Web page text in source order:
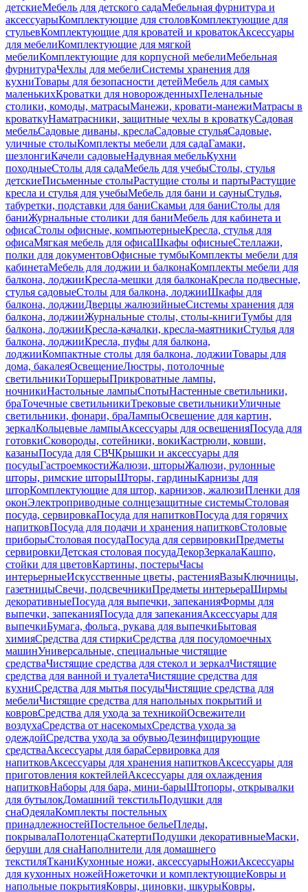
детскиеМебель для детского садаМебельная фурнитура и
аксессуарыКомплектующие для столовКомплектующие для
стульевКомплектующие для кроватей и кроватокАксессуары
для мебелиКомплектующие для мягкой
мебелиКомплектующие для корпусной мебелиМебельная
фурнитураЧехлы для мебелиСистемы хранения для
кухниТовары для безопасности детейМебель для самых
маленькихКроватки для новорожденныхПеленальные
столики, комоды, матрасыМанежи, кровати-манежиМатрасы в
кроваткуНаматрасники, защитные чехлы в кроваткуСадовая
мебельСадовые диваны, креслаСадовые стульяСадовые,
уличные столыКомплекты мебели для садаГамаки,
шезлонгиКачели садовыеНадувная мебельКухни
походныеСтолы для садаМебель для учебыСтолы, стулья
детскиеПисьменные столыРастущие столы и партыРастущие
кресла и стулья для учебыМебель для бани и сауныСтулья,
табуретки, подставки для баниСкамьи для баниСтолы для
баниЖурнальные столики для баниМебель для кабинета и
офисаСтолы офисные, компьютерныеКресла, стулья для
офисаМягкая мебель для офисаШкафы офисныеСтеллажи,
полки для документовОфисные тумбыКомплекты мебели для
кабинетаМебель для лоджии и балконаКомплекты мебели для
балкона, лоджииКресла-мешки для балконаКресла подвесные,
стулья садовыеСтолы для балкона, лоджииШкафы для
балкона, лоджииДверцы жалюзийныеСистемы хранения для
балкона, лоджииЖурнальные столы, столы-книгиТумбы для
балкона, лоджииКресла-качалки, кресла-маятникиСтулья для
балкона, лоджииКресла, пуфы для балкона,
лоджииКомпактные столы для балкона, лоджииТовары для
дома, бакалеяОсвещениеЛюстры, потолочные
светильникиТоршерыПрикроватные лампы,
ночникиНастольные лампыСпотыНастенные светильники,
браТочечные светильникиТрековые светильникиУличные
светильники, фонари, браЛампыОсвещение для картин,
зеркалКольцевые лампыАксессуары для освещенияПосуда для
готовкиСковороды, сотейники, вокиКастрюли, ковши,
казаныПосуда для СВЧКрышки и аксессуары для
посудыГастроемкостиЖалюзи, шторыЖалюзи, рулонные
шторы, римские шторыШторы, гардиныКарнизы для
шторКомплектующие для штор, карнизов, жалюзиПленки для
оконЭлектроприводные солнцезащитные системыСтоловая
посуда, сервировкаПосуда для напитковПосуда для горячих
напитковПосуда для подачи и хранения напитковСтоловые
приборыСтоловая посудаПосуда для сервировкиПредметы
сервировкиДетская столовая посудаДекорЗеркалаКашпо,
стойки для цветовКартины, постерыЧасы
интерьерныеИскусственные цветы, растенияВазыКлючницы,
газетницыСвечи, подсвечникиПредметы интерьераШирмы
декоративныеПосуда для выпечки, запеканияФормы для
выпечки, запеканияПосуда для запеканияАксессуары для
выпечкиБумага, фольга, рукава для выпечкиБытовая
химияСредства для стиркиСредства для посудомоечных
машинУниверсальные, специальные чистящие
средстваЧистящие средства для стекол и зеркалЧистящие
средства для ванной и туалетаЧистящие средства для
кухниСредства для мытья посудыЧистящие средства для
мебелиЧистящие средства для напольных покрытий и
ковровСредства для ухода за техникойОсвежители
воздухаСредства от насекомыхСредства ухода за
одеждойСредства ухода за обувьюДезинфицирующие
средстваАксессуары для бараСервировка для
напитковАксессуары для хранения напитковАксессуары для
приготовления коктейлейАксессуары для охлаждения
напитковНаборы для бара, мини-барыШтопоры, открывалки
для бутылокДомашний текстильПодушки для
снаОдеялаКомплекты постельных
принадлежностейПостельное бельеПледы,
покрывалаПолотенцаСкатертиПодушки декоративныеМаски,
беруши для снаНаполнители для домашнего
текстиляТканиКухонные ножи, аксессуарыНожиАксессуары
для кухонных ножейНожеточки и комплектующиеКовры и
напольные покрытияКовры, циновки, шкурыКовры,